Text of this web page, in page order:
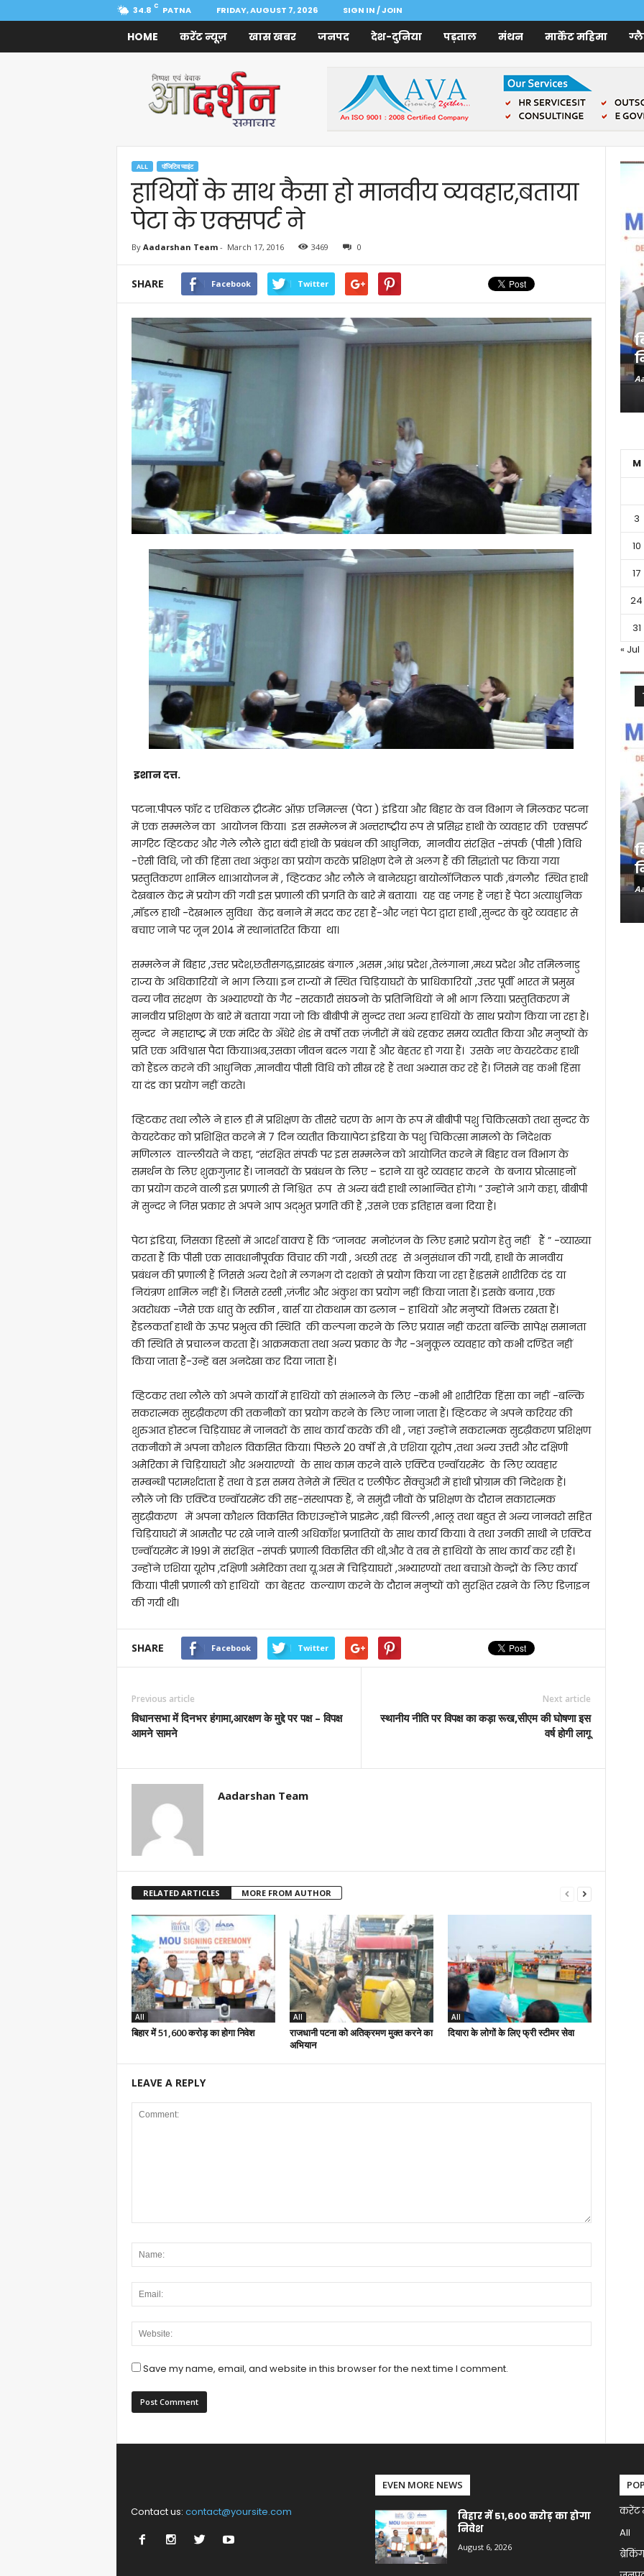
34.8 C PATNA FRIDAY, AUGUST 7, 2026 SIGN IN / JOIN
HOME करेंट न्यूज़ खास खबर जनपद देश-दुनिया पड़ताल मंथन मार्केट महिमा
Samachar
ALL पॉजिटिव प्वाइंट
हाथियों के साथ कैसा हो मानवीय व्यवहार,बताया
पेटा के एक्सपर्ट ने
By Aadarshan Team- March 17, 2016 3469 0
SHARE Facebook Twitter
इशान दत्त.
पटना.पीपल फॉर द एथिकल ट्रीटमेंट ऑफ़ एनिमल्स (पेटा ) इंडिया और बिहार के वन विभाग ने मिलकर पटना
में एक सम्मलेन का आयोजन किया। इस सम्मेलन में अन्तराष्ट्रीय रूप से प्रसिद्ध हाथी के व्यवहार की एक्सपर्ट
मार्गरेट व्हिटकर और गेले लौले द्वारा बंदी हांथी के प्रबंधन की आधुनिक, मानवीय संरक्षित -संपर्क (पीसी )विधि
-ऐसी विधि, जो की हिंसा तथा अंकुश का प्रयोग करके प्रशिक्षण देने से अलग हैं की सिद्धांतो पर किया गया
प्रस्तुतिकरण शामिल था।आयोजन में , व्हिटकर और लौले ने बानेरघट्टा बायोलॉजिकल पार्क ,बंगलौर स्थित हाथी
देखबाल केंद्र में प्रयोग की गयी इस प्रणाली की प्रगति के बारे में बताया। यह वह जगह हैं जहां हैं पेटा अत्याधुनिक
,मॉडल हाथी -देखभाल सुविधा केंद्र बनाने में मदद कर रहा हैं-और जहां पेटा द्वारा हाथी ,सुन्दर के बुरे व्यवहार से
बचाए जाने पर जून 2014 में स्थानांतरित किया था।
सम्मलेन में बिहार ,उत्तर प्रदेश,छतीसगढ़,झारखंड बंगाल ,असम ,आंध्र प्रदेश ,तेलंगाना ,मध्य प्रदेश और तमिलनाडु
राज्य के अधिकारियों ने भाग लिया। इन राज्यों में स्थित चिड़ियाघरों के प्राधिकारियों ,उत्तर पूर्वी भारत में प्रमुख
वन्य जीव संरक्षण के अभ्यारण्यों के गैर -सरकारी संघठनो के प्रतिनिधियों ने भी भाग लिया। प्रस्तुतिकरण में
मानवीय प्रशिक्षण के बारे में बताया गया जो कि बीबीपी में सुन्दर तथा अन्य हाथियों के साथ प्रयोग किया जा रहा हैं।
सुन्दर ने महाराष्ट्र में एक मंदिर के अँधेरे शेड में वर्षो तक ज़ंजीरों में बंधे रहकर समय व्यतीत किया और मनुष्यों के
प्रति एक अविश्वास पैदा किया।अब,उसका जीवन बदल गया हैं और बेहतर हो गया हैं। उसके नए केयरटेकर हाथी
को हैंडल करने की आधुनिक ,मानवीय पीसी विधि को सीख रहे हैं तथा अभ्यास कर रहे हैं। जिसमे वह कभी हिंसा
या दंड का प्रयोग नहीं करते।
व्हिटकर तथा लौले ने हाल ही में प्रशिक्षण के तीसरे चरण के भाग के रूप में बीबीपी पशु चिकित्सको तथा सुन्दर के
केयरटेकर को प्रशिक्षित करने में 7 दिन व्यतीत किया।पेटा इंडिया के पशु चिकित्सा मामलो के निदेशक
मणिलाल वाल्लीयते ने कहा, “संरक्षित संपर्क पर इस सम्मलेन को आयोजित करने में बिहार वन विभाग के
समर्थन के लिए शुक्रगुज़ार हैं। जानवरों के प्रबंधन के लिए – डराने या बुरे व्यवहार करने के बजाय प्रोत्साहनों
का प्रयोग करने वाली इस प्रणाली से निश्चित रूप से अन्य बंदी हाथी लाभान्वित होंगे। ” उन्होंने आगे कहा, बीबीपी
में सुन्दर ने जिस प्रकार से अपने आप अद्भुत प्रगति की हैं ,उसने एक इतिहास बना दिया हैं।
पेटा इंडिया, जिसका हिस्सों में आदर्श वाक्य हैं कि “जानवर मनोरंजन के लिए हमारे प्रयोग हेतु नहीं हैं ” -व्याख्या
करता हैं कि पीसी एक सावधानीपूर्वक विचार की गयी , अच्छी तरह से अनुसंधान की गयी, हाथी के मानवीय
प्रबंधन की प्रणाली हैं जिससे अन्य देशो में लगभग दो दशकों से प्रयोग किया जा रहा हैं।इसमें शारीरिक दंड या
नियंत्रण शामिल नहीं हैं। जिससे रस्सी ,ज़ंजीर और अंकुश का प्रयोग नहीं किया जाता हैं। इसके बजाय ,एक
अवरोधक -जैसे एक धातु के स्क्रीन , बार्स या रोकथाम का ढलान – हाथियों और मनुष्यों विभक्त रखता हैं।
हैंडलकर्ता हाथी के ऊपर प्रभुत्व की स्थिति की कल्पना करने के लिए प्रयास नहीं करता बल्कि सापेक्ष समानता
की स्थिति से प्रचालन करता हैं। आक्रमकता तथा अन्य प्रकार के गैर -अनुकूल व्यवहार को कभी दण्डित नहीं
किया जाता हैं-उन्हें बस अनदेखा कर दिया जाता हैं।
व्हिटकर तथा लौले को अपने कार्यो में हाथियों को संभालने के लिए -कभी भी शारीरिक हिंसा का नहीं -बल्कि
सकरात्मक सुदृढ़ीकरण की तकनीकों का प्रयोग करने के लिए जाना जाता हैं। व्हिटकर ने अपने करियर की
शुरुआत होस्टन चिड़ियाघर में जानवरों के साथ कार्य करके की थी , जहां उन्होंने सकरात्मक सुदृढ़ीकरण प्रशिक्षण
तकनीको में अपना कौशल विकसित किया। पिछले 20 वर्षो से ,वे एशिया यूरोप ,तथा अन्य उत्तरी और दक्षिणी
अमेरिका में चिड़ियाघरों और अभयारण्यों के साथ काम करने वाले एक्टिव एन्वॉयरमेंट के लिए व्यवहार
सम्बन्धी परामर्शदाता हैं तथा वे इस समय तेनेसे में स्थित द एलीफैंट सैंक्चुअरी में हांथी प्रोग्राम की निदेशक हैं।
लौले जो कि एक्टिव एन्वॉयरमेंट की सह-संस्थापक हैं, ने समुंद्री जीवों के प्रशिक्षण के दौरान सकारात्मक
सुदृढ़ीकरण में अपना कौशल विकसित किए।उन्होंने प्राइमेट ,बड़ी बिल्ली ,भालू तथा बहुत से अन्य जानवरो सहित
चिड़ियाघरों में आमतौर पर रखे जाने वाली अधिकाँश प्रजातियों के साथ कार्य किया। वे तथा उनकी साथी ने एक्टिव
एन्वॉयरमेंट में 1991 में संरक्षित -संपर्क प्रणाली विकसित की थी,और वे तब से हाथियों के साथ कार्य कर रही हैं।
उन्होंने एशिया यूरोप ,दक्षिणी अमेरिका तथा यू.अस में चिड़ियाघरों ,अभ्यारण्यों तथा बचाओ केन्द्रों के लिए कार्य
किया। पीसी प्रणाली को हाथियों का बेहतर कल्याण करने के दौरान मनुष्यों को सुरक्षित रखने के लिए डिज़ाइन
की गयी थी।
SHARE Facebook Twitter
Previous article
विधानसभा में दिनभर हंगामा,आरक्षण के मुद्दे पर पक्ष – विपक्ष
आमने सामने
Next article
स्थानीय नीति पर विपक्ष का कड़ा रूख,सीएम की घोषणा इस
वर्ष होगी लागू
Aadarshan Team
RELATED ARTICLES MORE FROM AUTHOR
All
बिहार में 51,600 करोड़ का होगा निवेश
All
राजधानी पटना को अतिक्रमण मुक्त करने का
अभियान
All
दियारा के लोगों के लिए फ्री स्टीमर सेवा
LEAVE A REPLY
Save my name, email, and website in this browser for the next time I comment.
M
3
10
17
24
31
« Jul
Contact us: contact@yoursite.com
EVEN MORE NEWS
बिहार में 51,600 करोड़ का होगा
निवेश
August 6, 2026
करेंट
All